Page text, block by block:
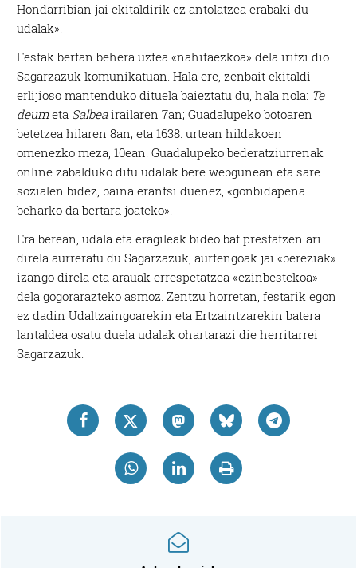
Hondarribian jai ekitaldirik ez antolatzea erabaki du
udalak».
Festak bertan behera uztea «nahitaezkoa» dela iritzi dio
Sagarzazuk komunikatuan. Hala ere, zenbait ekitaldi
erlijioso mantenduko dituela baieztatu du, hala nola: Te
deum eta Salbeairailaren 7an; Guadalupeko botoaren
betetzea hilaren 8an; eta 1638. urtean hildakoen
omenezko meza, 10ean. Guadalupeko bederatziurrenak
online zabalduko ditu udalak bere webgunean eta sare
sozialen bidez, baina erantsi duenez, «gonbidapena
beharko da bertara joateko».
Era berean, udala eta eragileak bideo bat prestatzen ari
direla aurreratu du Sagarzazuk, aurtengoak jai «bereziak»
izango direla eta arauak errespetatzea «ezinbestekoa»
dela gogorarazteko asmoz. Zentzu horretan, festarik egon
ez dadin Udaltzaingoarekin eta Ertzaintzarekin batera
lantaldea osatu duela udalak ohartarazi die herritarrei
Sagarzazuk.